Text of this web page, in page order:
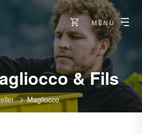
MENÜ
& Fils-
St-
Magliocco